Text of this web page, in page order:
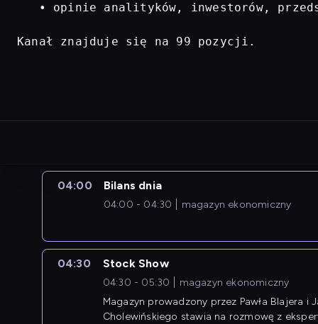
• opinie analityków, inwestorów,
Kanał znajduje się na 99 pozycji.
04:00 Bilans dnia
04:00 - 04:30 magazyn ekonomiczny
04:30 Stock Show
04:30 - 05:30
magazyn ekonomiczny
Magazyn prowadzony przez Pawła Blajera i
Cholewińskiego stawia na rozmowę z